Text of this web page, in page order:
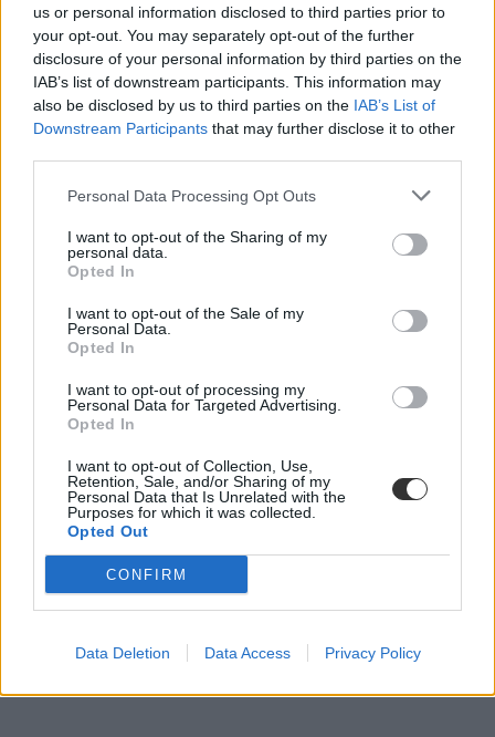
us or personal information disclosed to third parties prior to
your opt-out. You may separately opt-out of the further
disclosure of your personal information by third parties on the
IAB’s list of downstream participants. This information may
also be disclosed by us to third parties on the IAB’s List of
Downstream Participants that may further disclose it to other
Personal Data Processing Opt Outs
I want to opt-out of the Sharing of my
personal data.
Opted In
I want to opt-out of the Sale of my
Personal Data.
Opted In
I want to opt-out of processing my
Personal Data for Targeted Advertising.
Opted In
I want to opt-out of Collection, Use,
Retention, Sale, and/or Sharing of my
Personal Data that Is Unrelated with the
Purposes for which it was collected.
Opted Out
CONFIRM
Data Deletion Data Access Privacy Policy
munkanélküliség
KSH